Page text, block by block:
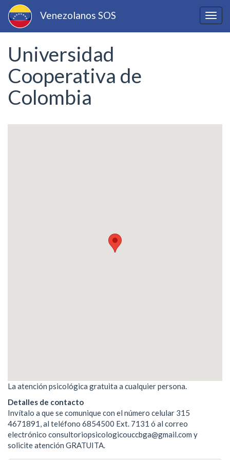
Pasar
contenido
Venezolanos SOS
Universidad
Cooperativa de
Colombia
La atención psicológica gratuita a cualquier persona.
Detalles de contacto
Invítalo a que se comunique con el número celular 315
4671891, al teléfono 6854500 Ext. 7131 ó al correo
electrónico consultoriopsicologicouccbga@gmail.com y
solicite atención GRATUITA.